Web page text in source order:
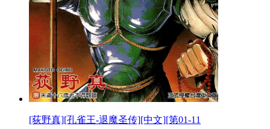
[荻野真][孔雀王-退魔圣传][中文][第01-11